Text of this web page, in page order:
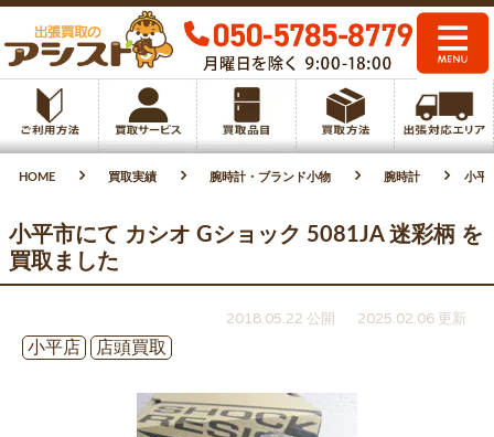
HOME 買取実績 腕時計・ブランド小物 腕時計 小平
小平市にて カシオ Gショック 5081JA 迷彩柄 を
買取ました
2018.05.22 公開
2025.02.06 更新
小平店
店頭買取